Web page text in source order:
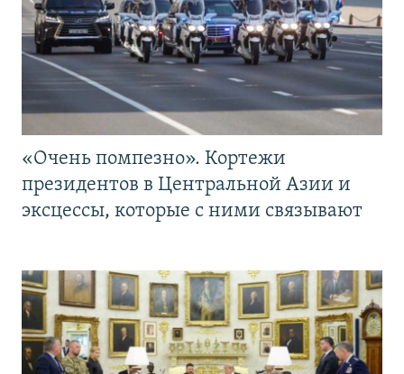
«Очень помпезно». Кортежи
президентов в Центральной Азии и
эксцессы, которые с ними связывают